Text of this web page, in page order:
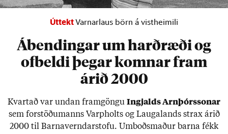
ÚttektVarnarlaus börn á vistheimili
Ábendingar um harðræði og
ofbeldi þegar komnar fram
árið 2000
Kvart­að var und­an fram­göngu Ingj­alds Arn­þórs­son­ar
sem for­stöðu­manns Varp­holts og Lauga­lands strax ár­ið
2000 til Barna­vernd­ar­stofu. Um­boðs­mað­ur barna fékk